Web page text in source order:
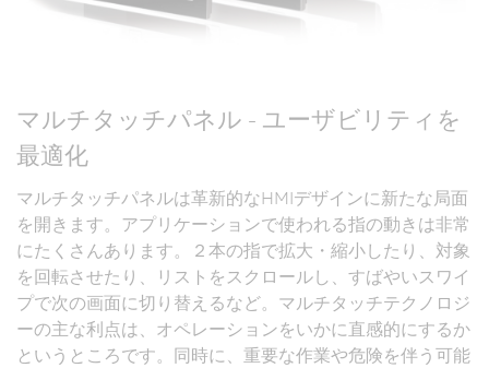
マルチタッチパネル - ユーザビリティを
最適化
マルチタッチパネルは革新的なHMIデザインに新たな局面
を開きます。アプリケーションで使われる指の動きは非常
にたくさんあります。２本の指で拡大・縮小したり、対象
を回転させたり、リストをスクロールし、すばやいスワイ
プで次の画面に切り替えるなど。マルチタッチテクノロジ
ーの主な利点は、オペレーションをいかに直感的にするか
というところです。同時に、重要な作業や危険を伴う可能